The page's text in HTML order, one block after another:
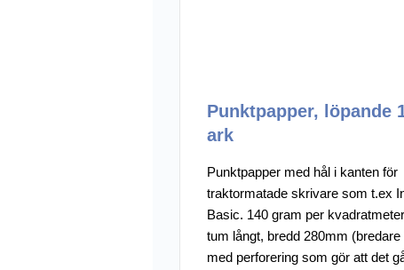
Punktpapper, löpande
ark
Punktpapper med hål i kanten för
traktormatade skrivare som t.ex
Basic. 140 gram per
tum långt, bredd 280mm (bredare
med perforering som gör att det